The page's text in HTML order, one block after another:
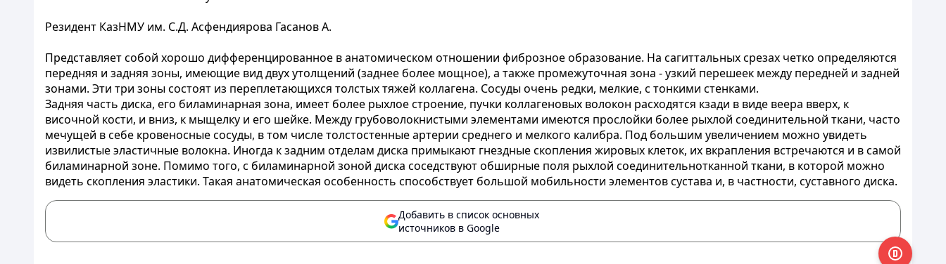
Резидент КазНМУ им. С.Д. Асфендиярова Гасанов А.
Представляет собой хорошо дифференцированное в анатомическом отношении фиброзное образование. На сагиттальных срезах четко определяются
передняя и задняя зоны, имеющие вид двух утолщений (заднее более мощное), а также промежуточная зона - узкий перешеек между передней и задней
зонами. Эти три зоны состоят из переплетающихся толстых тяжей коллагена. Сосуды очень редки, мелкие, с тонкими стенками.
Задняя часть диска, его биламинарная зона, имеет более рыхлое строение, пучки коллагеновых волокон расходятся кзади в виде веера вверх, к
височной кости, и вниз, к мыщелку и его шейке. Между грубоволокнистыми элементами имеются прослойки более рыхлой соединительной ткани, часто
мечущей в себе кровеносные сосуды, в том числе толстостенные артерии среднего и мелкого калибра. Под большим увеличением можно увидеть
извилистые эластичные волокна. Иногда к задним отделам диска примыкают гнездные скопления жировых клеток, их вкрапления встречаются и в самой
биламинарной зоне. Помимо того, с биламинарной зоной диска соседствуют обширные поля рыхлой соединительнотканной ткани, в которой можно
видеть скопления эластики. Такая анатомическая особенность способствует большой мобильности элементов сустава и, в частности, суставного диска.
Добавить в список основных
источников в Google